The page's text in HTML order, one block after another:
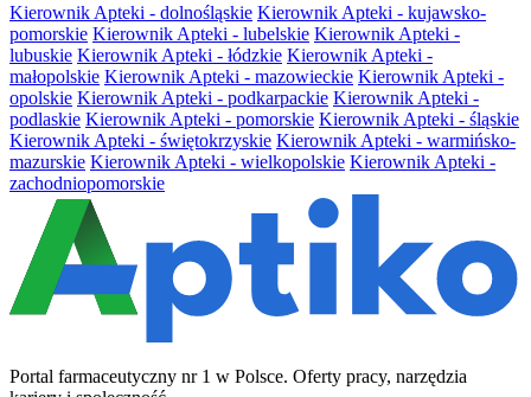
Kierownik Apteki - dolnośląskie Kierownik Apteki - kujawsko-
pomorskie Kierownik Apteki - lubelskie Kierownik Apteki -
lubuskie Kierownik Apteki - łódzkie Kierownik Apteki -
małopolskie Kierownik Apteki - mazowieckie Kierownik Apteki -
opolskie Kierownik Apteki - podkarpackie Kierownik Apteki -
podlaskie Kierownik Apteki - pomorskie Kierownik Apteki - śląskie
Kierownik Apteki - świętokrzyskie Kierownik Apteki - warmińsko-
mazurskie Kierownik Apteki - wielkopolskie Kierownik Apteki -
zachodniopomorskie
Portal farmaceutyczny nr 1 w Polsce. Oferty pracy, narzędzia